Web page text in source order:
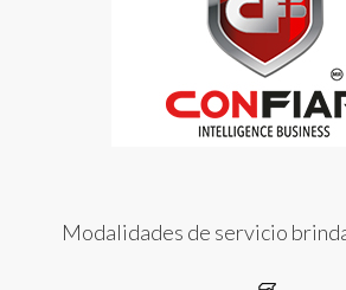
Modalidades de servicio